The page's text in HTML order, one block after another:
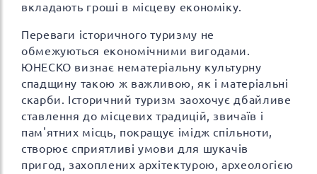
вкладають гроші в місцеву економіку.
Переваги історичного туризму не
обмежуються економічними вигодами.
ЮНЕСКО визнає нематеріальну культурну
спадщину такою ж важливою, як і матеріальні
скарби. Історичний туризм заохочує дбайливе
ставлення до місцевих традицій, звичаїв і
пам'ятних місць, покращує імідж спільноти,
створює сприятливі умови для шукачів
пригод, захоплених архітектурою, археологією